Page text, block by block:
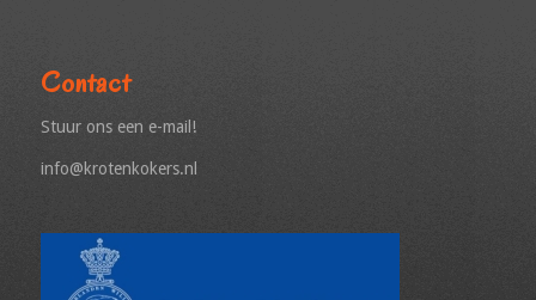
Contact
Stuur ons een e-mail!
info@krotenkokers.nl